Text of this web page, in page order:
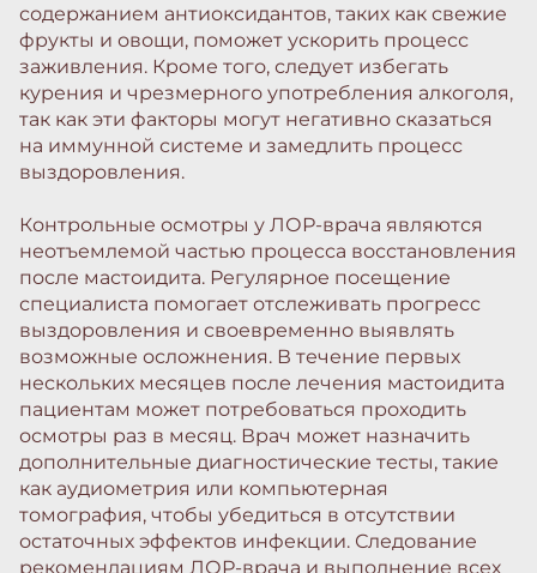
содержанием антиоксидантов, таких как свежие
фрукты и овощи, поможет ускорить процесс
заживления. Кроме того, следует избегать
курения и чрезмерного употребления алкоголя,
так как эти факторы могут негативно сказаться
на иммунной системе и замедлить процесс
выздоровления.
Контрольные осмотры у ЛОР-врача являются
неотъемлемой частью процесса восстановления
после мастоидита. Регулярное посещение
специалиста помогает отслеживать прогресс
выздоровления и своевременно выявлять
возможные осложнения. В течение первых
нескольких месяцев после лечения мастоидита
пациентам может потребоваться проходить
осмотры раз в месяц. Врач может назначить
дополнительные диагностические тесты, такие
как аудиометрия или компьютерная
томография, чтобы убедиться в отсутствии
остаточных эффектов инфекции. Следование
рекомендациям ЛОР-врача и выполнение всех